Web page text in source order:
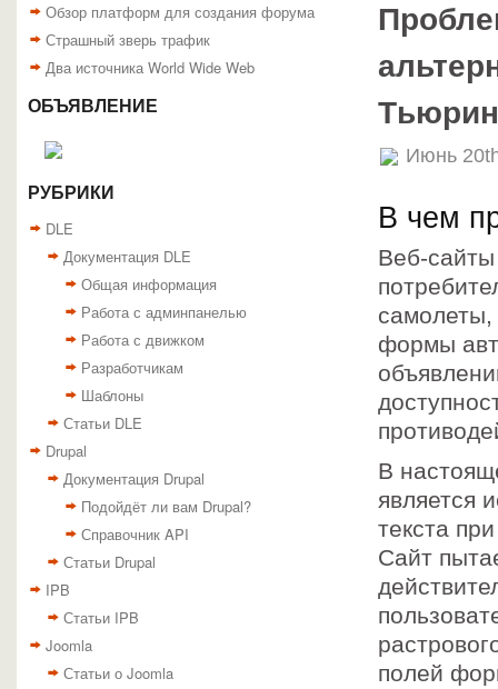
Обзор платформ для создания форума
Страшный зверь трафик
Два источника World Wide Web
ОБЪЯВЛЕНИЕ
РУБРИКИ
DLE
Документация DLE
Общая информация
Работа с админпанелью
Работа с движком
Разработчикам
Шаблоны
Статьи DLE
Drupal
Документация Drupal
Подойдёт ли вам Drupal?
Справочник API
Статьи Drupal
IPB
Статьи IPB
Joomla
Статьи о Joomla
Июнь
В чем
Веб-
формы
В
является
текста
Сайт
полей